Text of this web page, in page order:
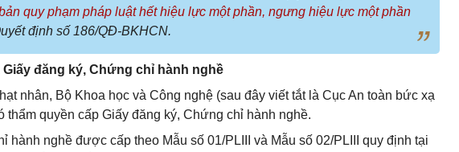
quy phạm pháp luật hết hiệu lực một phần, ngưng hiệu lực một phần
định số 186/QĐ-BKHCN.
đăng ký, Chứng chỉ hành nghề
nhân, Bộ Khoa học và Công nghệ (sau đây viết tắt là Cục An toàn bức xạ
thẩm quyền cấp Giấy đăng ký, Chứng chỉ hành nghề.
hành nghề được cấp theo Mẫu số 01/PLIII và Mẫu số 02/PLIII quy định tại